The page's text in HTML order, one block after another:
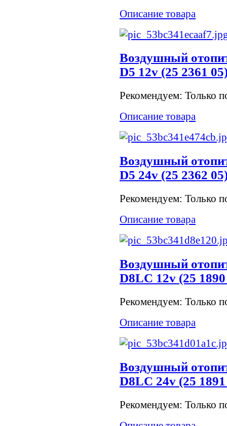
Описание товара
Воздушный
D5 12v (25 2361
Рекомендуем: Только
Описание товара
Воздушный
D5 24v (25 2362
Рекомендуем: Только
Описание товара
Воздушный
D8LC 12v (25
Рекомендуем: Только
Описание товара
Воздушный
D8LC 24v (25
Рекомендуем: Только